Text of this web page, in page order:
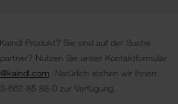
Produkt? Sie sind auf der Suche
Nutzen Sie unser Kontaktformular
. Natürlich stehen wir Ihnen
662-85 88-0 zur Verfügung.